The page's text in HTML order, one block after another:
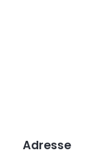
Adresse